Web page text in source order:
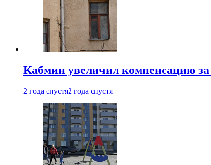
Кабмин увеличил компенсацию
2 года спустя2 года спустя